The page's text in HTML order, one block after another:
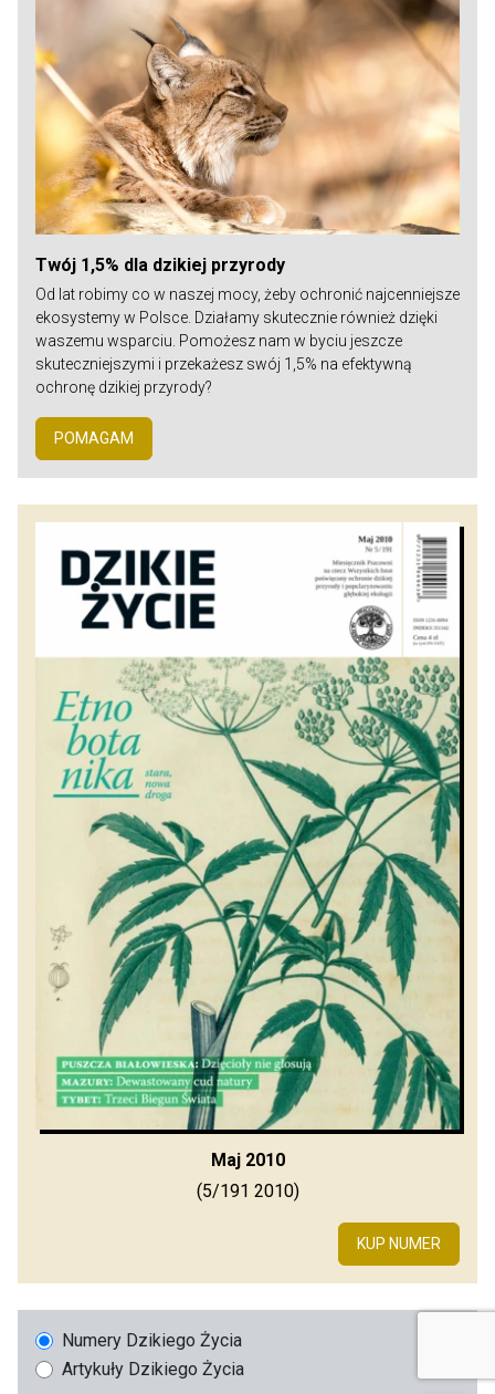
Twój 1,5% dla dzikiej przyrody
Od lat robimy co w naszej mocy, żeby ochronić najcenniejsze
ekosystemy w Polsce. Działamy skutecznie również dzięki
waszemu wsparciu. Pomożesz nam w byciu jeszcze
skuteczniejszymi i przekażesz swój 1,5% na efektywną
ochronę dzikiej przyrody?
POMAGAM
Maj 2010
(5/191 2010)
KUP NUMER
Numery Dzikiego Życia
Artykuły Dzikiego Życia